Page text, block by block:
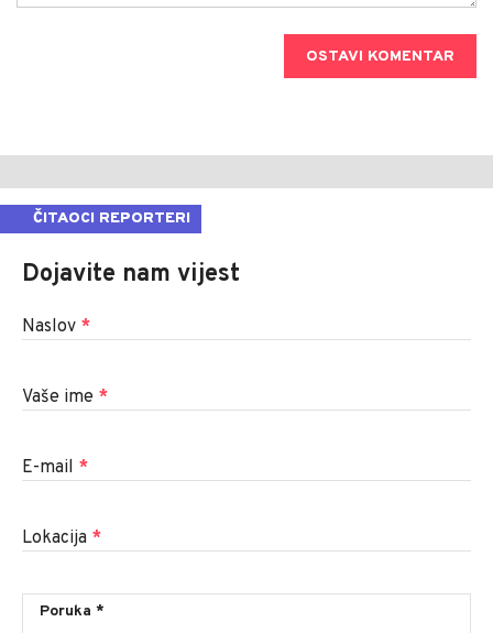
OSTAVI KOMENTAR
ČITAOCI REPORTERI
Dojavite nam vijest
Naslov *
Vaše ime *
E-mail *
Lokacija *